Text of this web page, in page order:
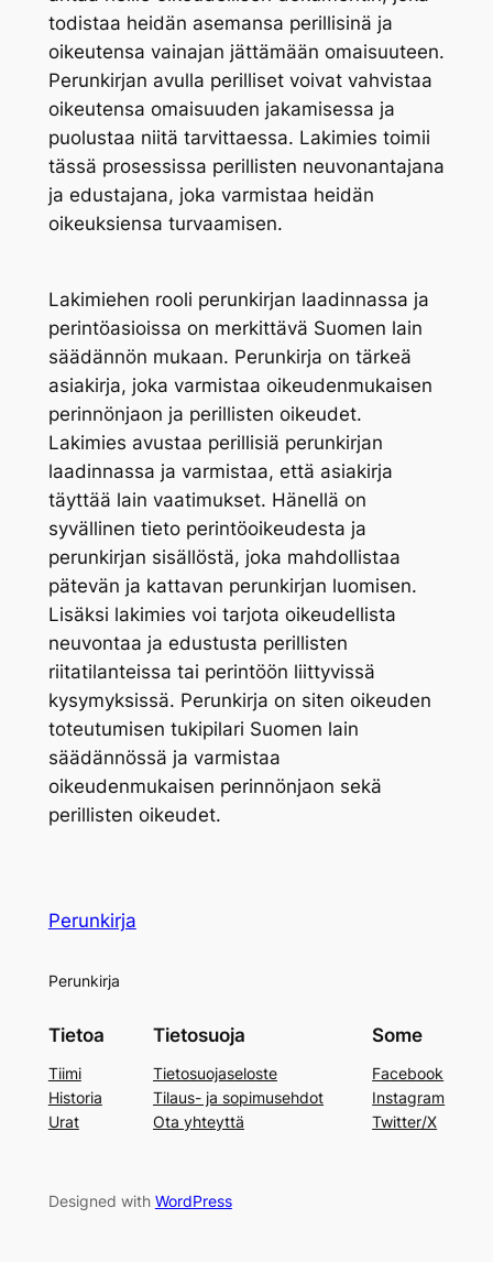
todistaa heidän asemansa perillisinä ja
oikeutensa vainajan jättämään omaisuuteen.
Perunkirjan avulla perilliset voivat vahvistaa
oikeutensa omaisuuden jakamisessa ja
puolustaa niitä tarvittaessa. Lakimies toimii
tässä prosessissa perillisten neuvonantajana
ja edustajana, joka varmistaa heidän
oikeuksiensa turvaamisen.
Lakimiehen rooli perunkirjan laadinnassa ja
perintöasioissa on merkittävä Suomen lain
säädännön mukaan. Perunkirja on tärkeä
asiakirja, joka varmistaa oikeudenmukaisen
perinnönjaon ja perillisten oikeudet.
Lakimies avustaa perillisiä perunkirjan
laadinnassa ja varmistaa, että asiakirja
täyttää lain vaatimukset. Hänellä on
syvällinen tieto perintöoikeudesta ja
perunkirjan sisällöstä, joka mahdollistaa
pätevän ja kattavan perunkirjan luomisen.
Lisäksi lakimies voi tarjota oikeudellista
neuvontaa ja edustusta perillisten
riitatilanteissa tai perintöön liittyvissä
kysymyksissä. Perunkirja on siten oikeuden
toteutumisen tukipilari Suomen lain
säädännössä ja varmistaa
oikeudenmukaisen perinnönjaon sekä
perillisten oikeudet.
Perunkirja
Perunkirja
Tietoa
Tiimi
Historia
Urat
Tietosuoja
Tietosuojaseloste
Tilaus- ja sopimusehdot
Ota yhteyttä
Some
Facebook
Instagram
Twitter/X
Designed with WordPress